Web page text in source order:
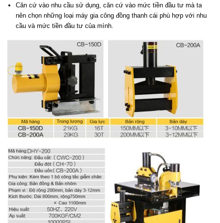
Căn cứ vào nhu cầu sử dụng, căn cứ vào mức tiền đầu tư mà ta
nên chọn những loại máy gia công đồng thanh cái phù hợp với nhu
cầu và mức tiền đầu tư của mình.